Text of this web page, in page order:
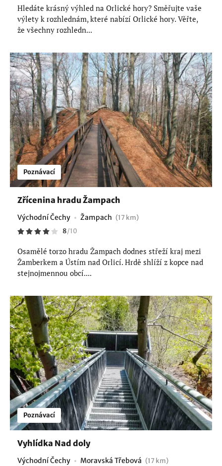
Hledáte krásný výhled na Orlické hory? Směřujte vaše
výlety k rozhlednám, které nabízí Orlické hory. Věřte,
že všechny rozhledn...
Poznávací
Zřícenina hradu Žampach
Východní Čechy Žampach (17 km)
8/10
Osamělé torzo hradu Žampach dodnes střeží kraj mezi
Žamberkem a Ústím nad Orlicí. Hrdě shlíží z kopce nad
stejnojmennou obcí....
Poznávací
Vyhlídka Nad doly
Východní Čechy Moravská Třebová (17 km)